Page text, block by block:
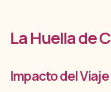
La Huella de
Impacto del